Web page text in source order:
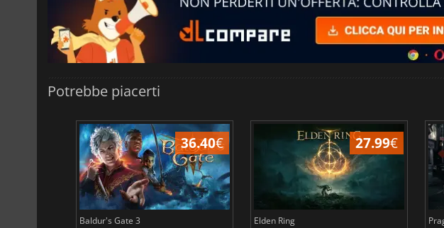
Potrebbe piacerti
36.40€
Baldur's Gate 3
27.99€
Elden Ring